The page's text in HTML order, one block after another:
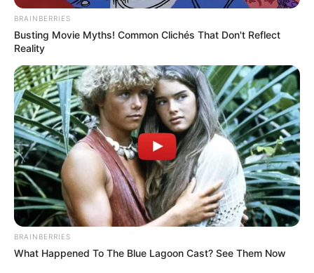
BRAINBERRIES
Busting Movie Myths! Common Clichés That Don't Reflect
Reality
BRAINBERRIES
What Happened To The Blue Lagoon Cast? See Them Now